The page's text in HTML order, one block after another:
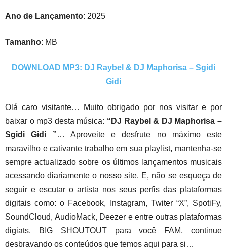
Ano de Lançamento: 2025
Tamanho: MB
DOWNLOAD MP3: DJ Raybel & DJ Maphorisa – Sgidi
Gidi
Olá caro visitante… Muito obrigado por nos visitar e por
baixar o mp3 desta música: “DJ Raybel & DJ Maphorisa –
Sgidi Gidi ”… Aproveite e desfrute no máximo este
maravilho e cativante trabalho em sua playlist, mantenha-se
sempre actualizado sobre os últimos lançamentos musicais
acessando diariamente o nosso site. E, não se esqueça de
seguir e escutar o artista nos seus perfis das plataformas
digitais como: o Facebook, Instagram, Twiter “X”, SpotiFy,
SoundCloud, AudioMack, Deezer e entre outras plataformas
digiats. BIG SHOUTOUT para você FAM, continue
desbravando os conteúdos que temos aqui para si…